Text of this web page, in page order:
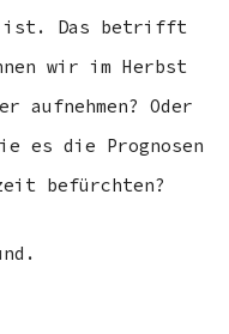
ist. Das betrifft
wir im Herbst
aufnehmen? Oder
es die Prognosen
befürchten?